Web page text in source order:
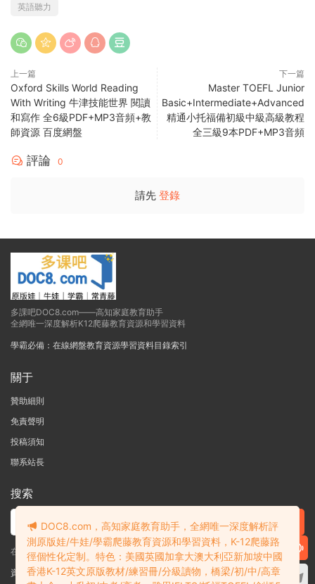
英語聽力
上一篇
Oxford Skills World Reading
With Writing 牛津技能世界 閱讀
和寫作 全6級PDF+MP3音頻+教
師資源 百度網盤
下一篇
Master TOEFL Junior
Basic+Intermediate+Advanced
精通小托福備初級中級高級教程
全三級9本PDF+MP3音頻
評論 0
請先 登錄
多課吧DOC8.com——高知家庭教育助手
全網唯一深度解析K12爬藤教育資源和學習資料
學霸必備：在線網盤教育資源學習資料目錄索引
關于
贊助細則
免責聲明
投稿須知
聯系站長
搜索
在線搜索GK-G12海量英文原版教材/章節書/國際考試/學科競賽資料！
資料失效？沒找到需要的？網站意見建議？請提交工單查看我的工單
DOC8.com，高知家庭教育助手，全網唯一深度解析評
測原版娃/牛娃/學霸爬藤教育資源和學習資料，K-12爬藤路
徑個性化定制。特色：美國英國加拿大澳大利亞新加坡中國
香港K-12英文原版教材/練習冊/分級讀物，橋梁/初/中/高章